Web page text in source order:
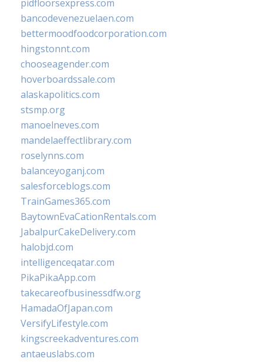
pidfloorsexpress.com
bancodevenezuelaen.com
bettermoodfoodcorporation.com
hingstonnt.com
chooseagender.com
hoverboardssale.com
alaskapolitics.com
stsmp.org
manoelneves.com
mandelaeffectlibrary.com
roselynns.com
balanceyoganj.com
salesforceblogs.com
TrainGames365.com
BaytownEvaCationRentals.com
JabalpurCakeDelivery.com
halobjd.com
intelligenceqatar.com
PikaPikaApp.com
takecareofbusinessdfw.org
HamadaOfJapan.com
VersifyLifestyle.com
kingscreekadventures.com
antaeuslabs.com